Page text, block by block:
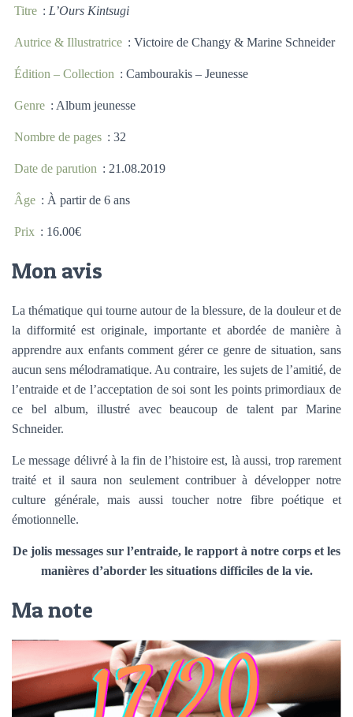
Titre : L’Ours Kintsugi
Autrice & Illustratrice : Victoire de Changy & Marine Schneider
Édition – Collection : Cambourakis – Jeunesse
Genre : Album jeunesse
Nombre de pages : 32
Date de parution : 21.08.2019
Âge : À partir de 6 ans
Prix : 16.00€
Mon avis
La thématique qui tourne autour de la blessure, de la douleur et de
la difformité est originale, importante et abordée de manière à
apprendre aux enfants comment gérer ce genre de situation, sans
aucun sens mélodramatique. Au contraire, les sujets de l’amitié, de
l’entraide et de l’acceptation de soi sont les points primordiaux de
ce bel album, illustré avec beaucoup de talent par Marine
Schneider.
Le message délivré à la fin de l’histoire est, là aussi, trop rarement
traité et il saura non seulement contribuer à développer notre
culture générale, mais aussi toucher notre fibre poétique et
émotionnelle.
De jolis messages sur l’entraide, le rapport à notre corps et les
manières d’aborder les situations difficiles de la vie.
Ma note